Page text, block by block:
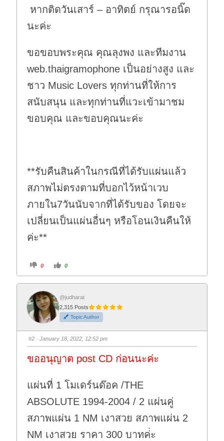
หากติดวันเสาร์ – อาทิตย์ กรุณารอนิ๊ด
นะค่ะ
ขอขอบพระคุณ คุณลุงพง และทีมงาน
web.thaigramophone เป็นอย่างสูง และ
ชาว Music Lovers ทุกท่านที่ให้การ
สนับสนุน และทุกท่านที่แวะเข้ามาชม
ขอบคุณ และขอบคุณนะค่ะ
**รับคืนสินค้าในกรณีที่ได้รับแผ่นแล้ว
สภาพไม่ตรงตามที่บอกไว้หน้าเวบ
ภายใน7วันนับจากที่ได้รับของ โดยจะ
เปลี่ยนเป็นแผ่นอื่นๆ หรือโอนเงินคืนให้
ค่ะ**
C
i
k
f
o
r
t
h
u
m
b
d
o
n
.
0
C
i
k
o
r
t
h
u
m
b
u
p
0
@judharat
2,315 Posts
Topic Author
#2 · January 18, 2022, 12:52 pm
ขออนุญาต post CD ก่อนนะค่ะ
แผ่นที่ 1 โมเดร์นด๊อค /THE
ABSOLUTE 1994-2004 / 2 แผ่นคู่
สภาพแผ่น 1 NM เงาสวย สภาพแผ่น 2
NM เงาสวย ราคา 300 บาทค่่ะ